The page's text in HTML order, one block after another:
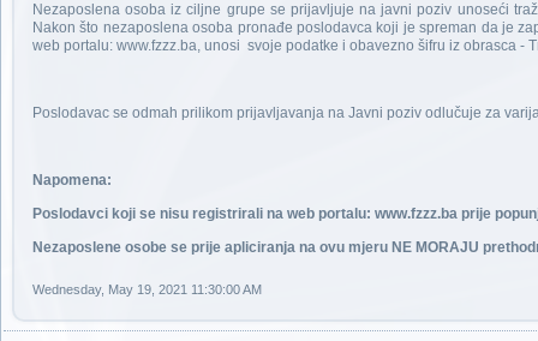
Nezaposlena osoba iz ciljne grupe se prijavljuje na javni poziv unoseći
Nakon što nezaposlena osoba pronađe poslodavca koji je spreman da je
web portalu: www.fzzz.ba, unosi svoje podatke i obavezno šifru iz obrasca
Poslodavac se odmah prilikom prijavljavanja na Javni poziv odlučuje za
Napomena:
Poslodavci koji se nisu registrirali na web portalu: www.fzzz.ba prije
Nezaposlene osobe se prije apliciranja na ovu mjeru NE MORAJU
Wednesday, May 19, 2021 11:30:00 AM